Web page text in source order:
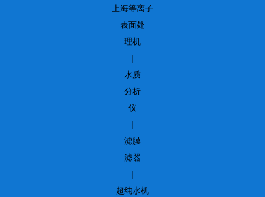
上海等离子
表面处
理机
|
水质
分析
仪
|
滤膜
滤器
|
超纯水机